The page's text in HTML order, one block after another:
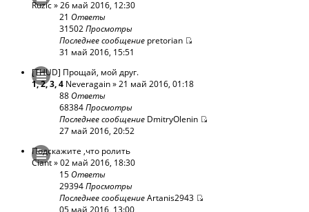
Ruzic» 26 май 2016, 12:30
21 Ответы
31502Просмотры
Последнее сообщение pretorian
31 май 2016, 15:51
[THUD] Прощай, мой друг.
1,2,3,4 Neveragain» 21 май 2016, 01:18
88Ответы
68384Просмотры
Последнее сообщение DmitryOlenin
27 май 2016, 20:52
Подскажите ,что ролить
Ciant» 02 май 2016, 18:30
15Ответы
29394Просмотры
Последнее сообщениеArtanis2943
05 май 2016, 13:00